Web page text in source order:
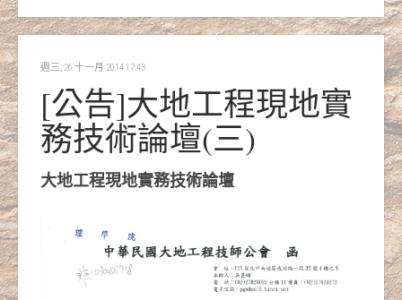
週三, 26 十一月 2014 17:43
[公告]大地工程現地實
務技術論壇(三)
大地工程現地實務技術論壇